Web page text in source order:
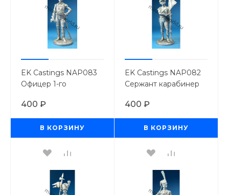
EK Castings NAP083
Офицер 1-го
полка. Франция, 1810-
1815г. (54мм.)
400 ₽
В КОРЗИНУ
EK Castings NAP082
Сержант карабинер
ротным фаньоном.
Франция, 1809-1812г.
400 ₽
В КОРЗИНУ